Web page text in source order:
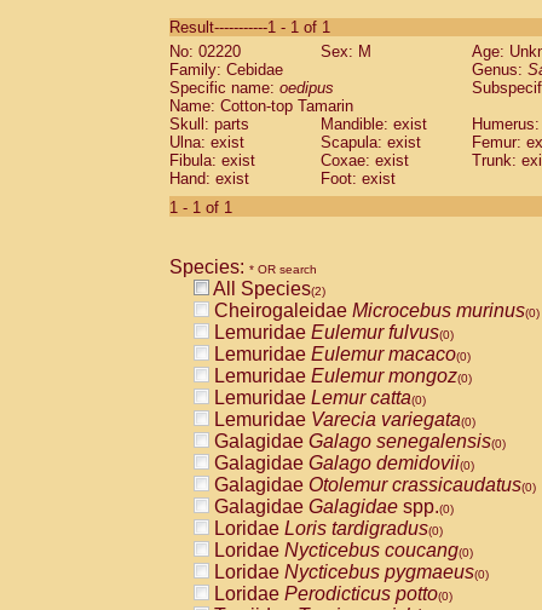
CebidaeSaguinus labiatus(0)
Cebidae Saguinus leucopus (0)
Cebidae
CebidaeSaguinus mystax
Cebidae Saguinus nigricollis (1)
Cebidae Saguinus oedipus
Cebidae Saguinus weddelli
Cebidae Saguinusspp.
Cebidae
CebidaeCebus capucinus
CebidaeCebus nigrivittatus
CebidaeCebus spp.(0)
CebidaeSaimiri boliviensis(0)
CebidaeSaimiri sciureus(0)
AtelidaeAlouatta caraya(0)
AtelidaeAlouatta fusca(0)
AtelidaeAlouatta seniculus(0)
AtelidaeAlouattaspp.(0)
AtelidaeAteles belzebuth(0)
AtelidaeAteles geoffroyi(0)
AtelidaeAteles paniscus(0)
AtelidaeAtelesspp.(0)
AtelidaeLagothrix lagothricha(0)
AtelidaeLagothrix lagothricha cana
PitheciidaeCacajao calvus
Result-----------1 - 1 of 1
No: 02220
Sex: M
Age:
Family: Cebidae
Genus:
Specific name: oedipus
Name: Cotton-top Tamarin
Skull: parts
Mandible: exist
Ulna: exist
Scapula: exist
Femur:
Fibula: exist
Coxae: exist
Trunk:
Hand: exist
Foot: exist
1 - 1 of 1
Species: * OR search
All Species(2)
Cheirogaleidae Microcebus murinus(0)
Lemuridae Eulemur fulvus(0)
Lemuridae Eulemur macaco(0)
Lemuridae Eulemur mongoz(0)
Lemuridae Lemur catta(0)
Lemuridae Varecia variegata(0)
Galagidae Galago senegalensis(0)
Galagidae Galago demidovii(0)
Galagidae Otolemur crassicaudatus(0)
Galagidae Galagidae spp.(0)
Loridae Loris tardigradus(0)
Loridae Nycticebus coucang(0)
Loridae Nycticebus pygmaeus(0)
Loridae Perodicticus potto(0)